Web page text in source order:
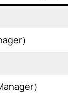
）
）